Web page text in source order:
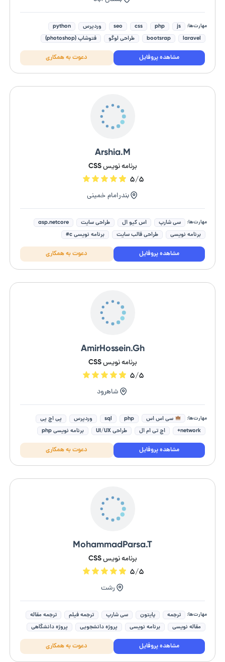
مهارت‌ها: js
php
css
seo وردپرس
python
laravel
bootsrap طراحی لوگو فتوشاپ (photoshop)
مشاهده پروفایل دعوت به همکاری
Arshia.M
برنامه نویس CSS
۵/۵
بندرامام خمینی
مهارت‌ها: سی شارپ اس کیو ال طراحی سایت
asp.netcore
برنامه نویسی
طراحی قالب سایت
برنامه نویسی c#
برنامه نویسی وب
طراحی سایت فروشگاهی
طراحی وب سایت اختصاصی
مشاهده پروفایل دعوت به همکاری
AmirHossein.Gh
برنامه نویس CSS
۵/۵
شاهرود
مهارت‌ها: سی اس اس php
sql وردپرس
پی اچ پی
network+
اچ تی ام ال طراحی UI/UX
برنامه نویسی php
جاوا اسکریپت (Javascript)
مشاهده پروفایل دعوت به همکاری
MohammadParsa.T
برنامه نویس CSS
۵/۵
رشت
مهارت‌ها: ترجمه پایتون سی شارپ ترجمه فیلم
ترجمه مقاله
مقاله نویسی
برنامه نویسی پروژه دانشجویی
پروژه دانشگاهی
پژوهش و تحقیقات
مشاهده پروفایل دعوت به همکاری